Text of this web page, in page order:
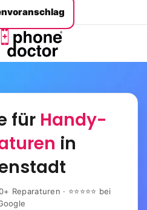
für Handy-
in
Reparaturen · ⭐⭐⭐⭐⭐ bei